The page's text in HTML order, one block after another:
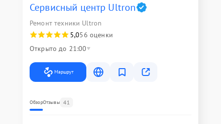
Сервисный центр Ultron
Ремонт техники Ultron
5,056 оценки
Открыто до 21:00
Маршрут
ОбзорОтзывы 41